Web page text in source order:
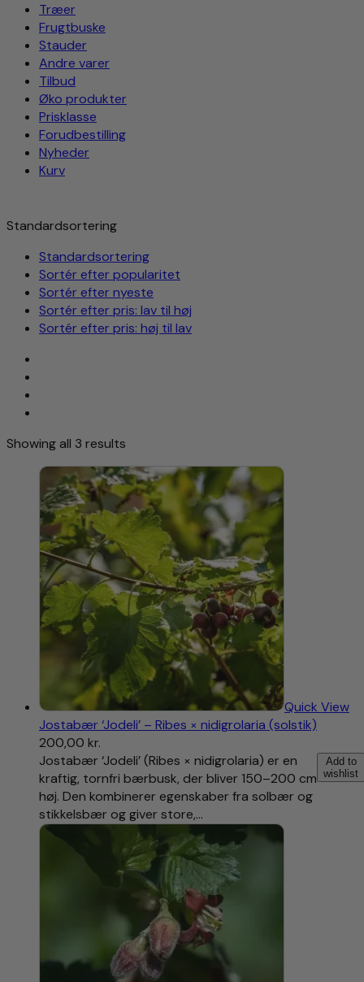
Træer
Frugtbuske
Stauder
Andre varer
Tilbud
Øko produkter
Prisklasse
Forudbestilling
Nyheder
Kurv
Standardsortering
Standardsortering
Sortér efter popularitet
Sortér efter nyeste
Sortér efter pris: lav til høj
Sortér efter pris: høj til lav
Showing all 3 results
Quick View
Jostabær ‘Jodeli’ – Ribes × nidigrolaria (solstik)
200,00 kr.
Add to
wishlist
Jostabær ‘Jodeli’ (Ribes × nidigrolaria) er en
kraftig, tornfri bærbusk, der bliver 150–200 cm
høj. Den kombinerer egenskaber fra solbær og
stikkelsbær og giver store,…